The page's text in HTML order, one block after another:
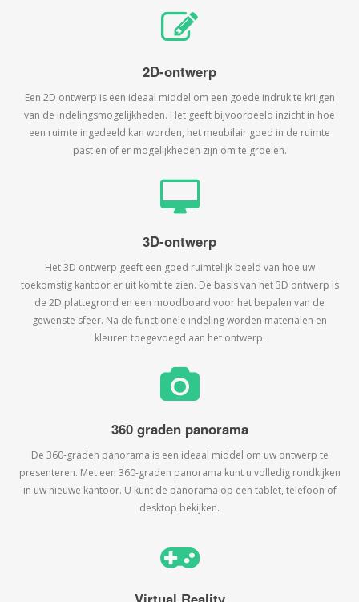
2D-ontwerp
Een 2D ontwerp is een ideaal middel om een goede indruk te krijgen
van de indelingsmogelijkheden. Het geeft bijvoorbeeld inzicht in hoe
een ruimte ingedeeld kan worden, het meubilair goed in de ruimte
past en of er mogelijkheden zijn om te groeien.
3D-ontwerp
Het 3D ontwerp geeft een goed ruimtelijk beeld van hoe uw
toekomstig kantoor er uit komt te zien. De basis van het 3D ontwerp is
de 2D plattegrond en een moodboard voor het bepalen van de
gewenste sfeer. Na de functionele indeling worden materialen en
kleuren toegevoegd aan het ontwerp.
360 graden panorama
De 360-graden panorama is een ideaal middel om uw ontwerp te
presenteren. Met een 360-graden panorama kunt u volledig rondkijken
in uw nieuwe kantoor. U kunt de panorama op een tablet, telefoon of
desktop bekijken.